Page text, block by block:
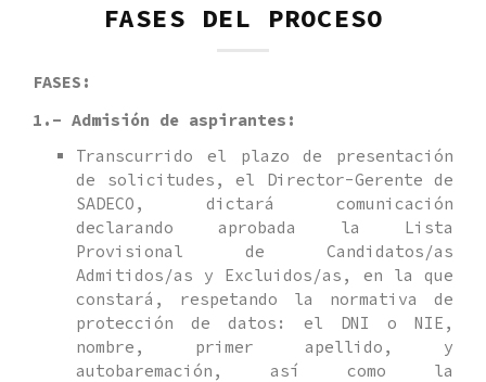
FASES DEL PROCESO
FASES:
1.- Admisión de aspirantes:
Transcurrido el plazo de presentación
de solicitudes, el Director-Gerente de
SADECO, dictará comunicación
declarando aprobada la Lista
Provisional de Candidatos/as
Admitidos/as y Excluidos/as, en la que
constará, respetando la normativa de
protección de datos: el DNI o NIE,
nombre, primer apellido, y
autobaremación, así como la